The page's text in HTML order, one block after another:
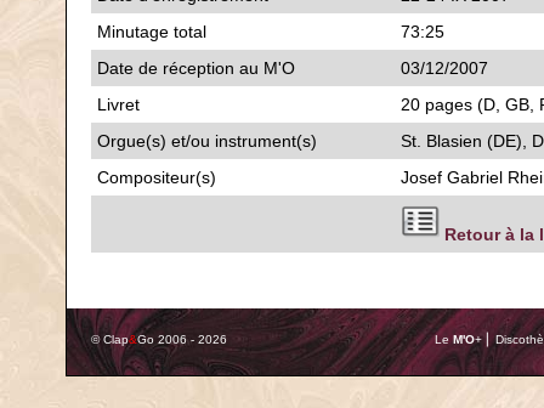
Minutage total
73:25
Date de réception au M'O
03/12/2007
Livret
20 pages (D, GB,
Orgue(s) et/ou instrument(s)
St. Blasien (DE),
Compositeur(s)
Josef Gabriel
Retour à la
© Clap&Go 2006 - 2026 Le M'O+ ⎢